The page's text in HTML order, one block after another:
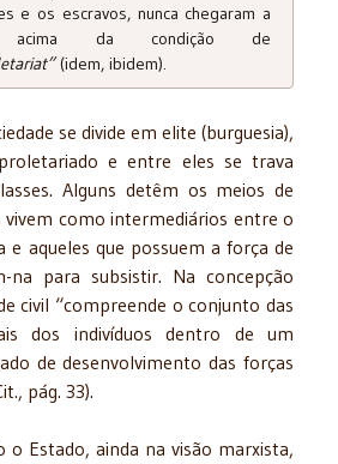
e os escravos, nunca chegaram a
acima da condição de
(idem, ibidem).
se divide em elite (burguesia),
e entre eles se trava
Alguns detêm os meios de
como intermediários entre o
e aqueles que possuem a força de
na para subsistir. Na concepção
civil “compreende o conjunto das
dos indivíduos dentro de um
de desenvolvimento das forças
pág. 33).
o Estado, ainda na visão marxista,